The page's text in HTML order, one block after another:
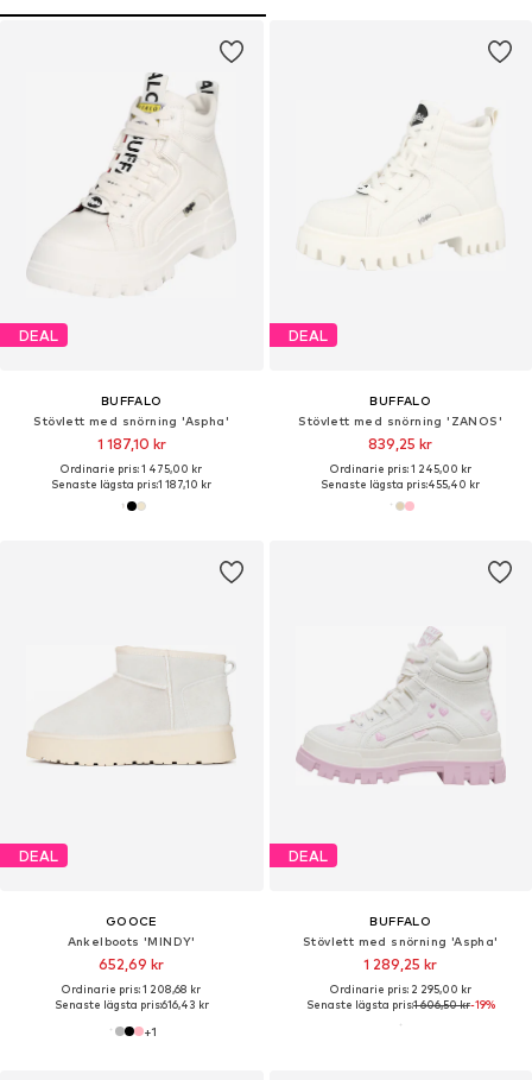
DEAL
BUFFALO
Stövlett med snörning 'Aspha'
1 187,10 kr
Ordinarie pris: 1 475,00 kr
Senaste lägsta pris:1 187,10 kr
DEAL
BUFFALO
Stövlett med snörning 'ZANOS'
839,25 kr
Ordinarie pris: 1 245,00 kr
Senaste lägsta pris:455,40 kr
DEAL
GOOCE
Ankelboots 'MINDY'
652,69 kr
Ordinarie pris: 1 208,68 kr
Senaste lägsta pris:616,43 kr
+1
DEAL
BUFFALO
Stövlett med snörning 'Aspha'
1 289,25 kr
Ordinarie pris: 2 295,00 kr
Senaste lägsta pris:1 606,50 kr-19%